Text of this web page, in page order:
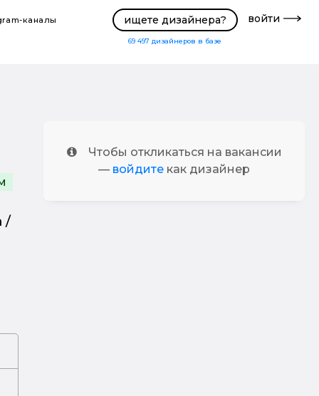
каналы ищете дизайнера?
69 497 дизайнеров в базе
войти
/
Чтобы откликаться на вакансии
— войдите как дизайнер